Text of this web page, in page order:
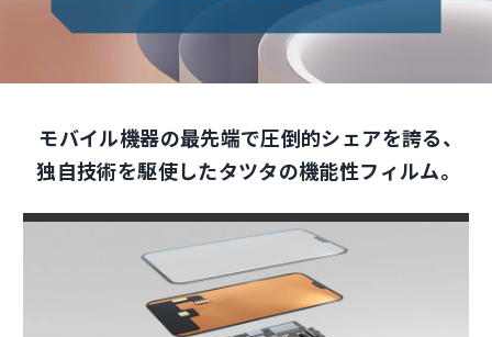
モバイル機器の最先端で圧倒的シェアを誇る、
独自技術を駆使したタツタの機能性フィルム。
機能性フィルム事業
機能性ペースト事業
ファインワイヤ事業